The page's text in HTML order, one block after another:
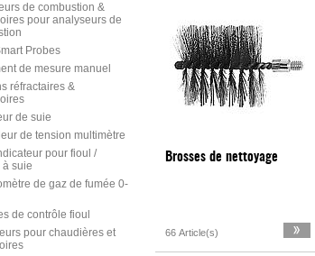
de combustion &
pour analyseurs de
Probes
de mesure manuel
réfractaires &
de suie
de tension multimètre
pour fioul /
à suie
de gaz de fumée 0-
de contrôle fioul
pour chaudières et
Brosses de nettoyage
66 Article(s)